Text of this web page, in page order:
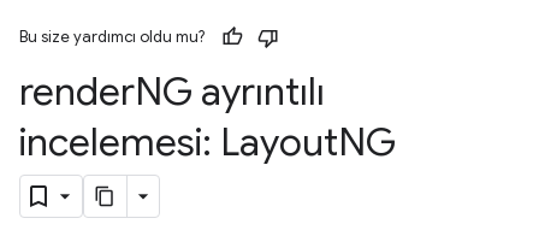
Bu size yardımcı oldu mu?
renderNG ayrıntılı
incelemesi: LayoutNG